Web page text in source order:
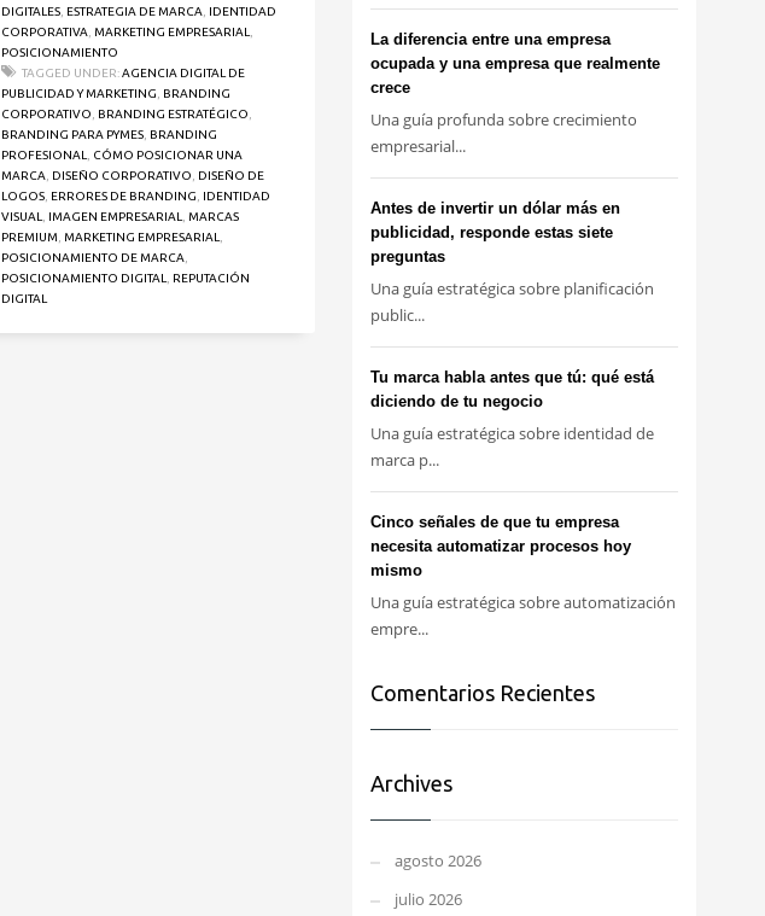
DIGITALES, ESTRATEGIA DE MARCA,
IDENTIDAD
CORPORATIVA, MARKETING EMPRESARIAL,
POSICIONAMIENTO
TAGGED UNDER:AGENCIA DIGITAL DE
PUBLICIDAD Y MARKETING, BRANDING
CORPORATIVO, BRANDING ESTRATÉGICO,
BRANDING PARA PYMES, BRANDING
PROFESIONAL, CÓMO POSICIONAR UNA
MARCA, DISEÑO CORPORATIVO, DISEÑO DE
LOGOS, ERRORES DE BRANDING,
IDENTIDAD
VISUAL, IMAGEN EMPRESARIAL, MARCAS
PREMIUM, MARKETING EMPRESARIAL,
POSICIONAMIENTO DE MARCA,
POSICIONAMIENTO DIGITAL, REPUTACIÓN
DIGITAL
La diferencia entre una empresa
ocupada y una empresa que realmente
crece
Una guía profunda sobre crecimiento
empresarial...
Antes de invertir un dólar más en
publicidad, responde estas siete
preguntas
Una guía estratégica sobre planificación
public...
Tu marca habla antes que tú: qué está
diciendo de tu negocio
Una guía estratégica sobre identidad de
marca p...
Cinco señales de que tu empresa
necesita automatizar procesos hoy
mismo
Una guía estratégica sobre automatización
empre...
Comentarios Recientes
Archives
agosto 2026
julio 2026